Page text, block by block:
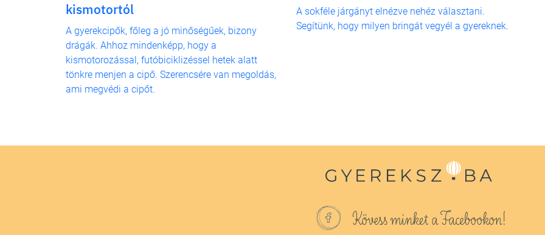
kismotortól
A gyerekcipők, főleg a jó minőségűek, bizony
drágák. Ahhoz mindenképp, hogy a
kismotorozással, futóbiciklizéssel hetek alatt
tönkre menjen a cipő. Szerencsére van megoldás,
ami megvédi a cipőt.
A sokféle járgányt elnézve nehéz választani.
Segítünk, hogy milyen bringát vegyél a gyereknek.
Kövess minket a Facebookon!